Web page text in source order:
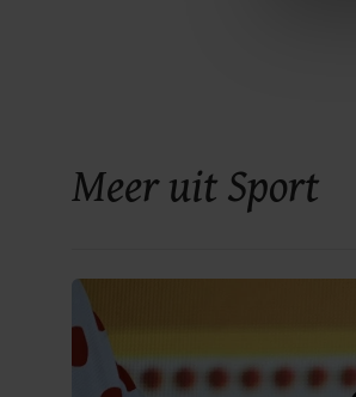
Meer uit Sport